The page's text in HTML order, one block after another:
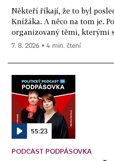
Někteří říkají, že to byl
Knížáka. A něco na tom je.
organizovaný těmi, kterými
7. 8. 2026 ▪ 4 min. čtení
55:23
PODCAST PODPÁSOVKA